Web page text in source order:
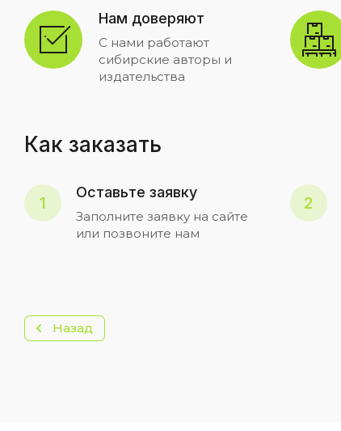
Нам доверяют
С нами работают
сибирские авторы и
издательства
Как заказать
1
Оставьте заявку
Заполните заявку на сайте
или позвоните нам
2
Назад